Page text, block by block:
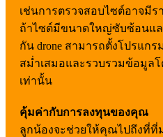
เช่นการตรวจสอบไซต์อาจมี
ถ้าไซต์มีขนาดใหญ่ซับซ้อนแล
กัน drone สามารถตั้งโปรแก
สม่ำเสมอและรวบรวมข้อมูลโ
เท่านั้น
คุ้มค่ากับการลงทุนของคุณ
ลูกน้องจะช่วยให้คุณไปถึงที่ที่